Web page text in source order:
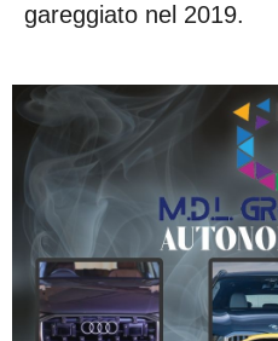
gareggiato nel 2019.